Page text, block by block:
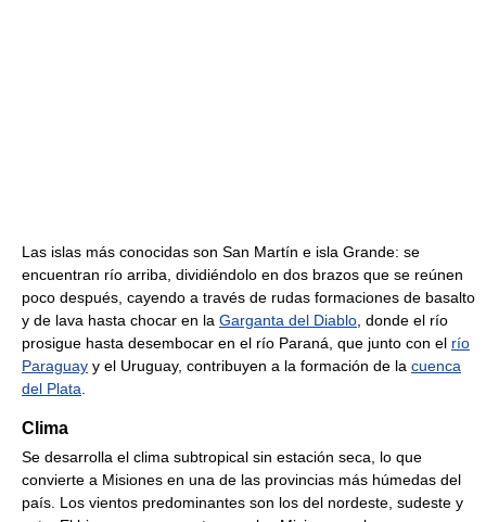
Las islas más conocidas son San Martín e isla Grande: se
encuentran río arriba, dividiéndolo en dos brazos que se reúnen
poco después, cayendo a través de rudas formaciones de basalto
y de lava hasta chocar en la Garganta del Diablo , donde el río
prosigue hasta desembocar en el río Paraná, que junto con el río
Paraguay y el Uruguay, contribuyen a la formación de la cuenca
del Plata
Clima
Se desarrolla el clima subtropical sin estación seca, lo que
convierte a Misiones en una de las provincias más húmedas del
país. Los vientos predominantes son los del nordeste, sudeste y